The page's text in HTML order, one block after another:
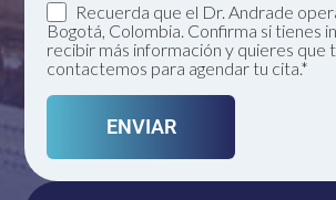
Recuerda que el Dr. Andrade
Bogotá, Colombia. Confirma si tienes
recibir más información y quieres que
contactemos para agendar tu cita.*